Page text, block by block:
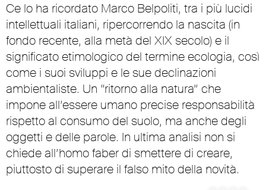
Ce lo ha ricordato Marco Belpoliti, tra i più lucidi
intellettuali italiani, ripercorrendo la nascita (in
fondo recente, alla metà del XIX secolo) e il
significato etimologico del termine ecologia, così
come i suoi sviluppi e le sue declinazioni
ambientaliste. Un “ritorno alla natura” che
impone all’essere umano precise responsabilità
rispetto al consumo del suolo, ma anche degli
oggetti e delle parole. In ultima analisi non si
chiede all’homo faber di smettere di creare,
piuttosto di superare il falso mito della novità.